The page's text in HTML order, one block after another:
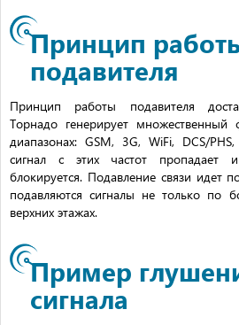
Принцип
подавителя
Принцип работы подавителя
Торнадо генерирует
диапазонах: GSM, 3G, WiFi, DCS/
сигнал с этих частот пропадает
блокируется. Подавление связи идет
подавляются сигналы не только
верхних этажах.
Пример
сигнала